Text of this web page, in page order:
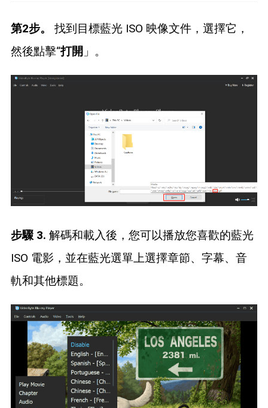
第2步。
找到目標藍光 ISO 映像文件，選擇它，
然後點擊“打開 」。
步驟 3. 解碼和載入後，您可以播放您喜歡的藍光
ISO 電影，並在藍光選單上選擇章節、字幕、音
軌和其他標題。